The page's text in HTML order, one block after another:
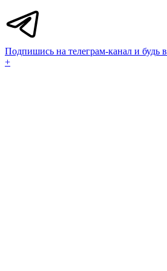
Подпишись на телеграм-канал и будь
+